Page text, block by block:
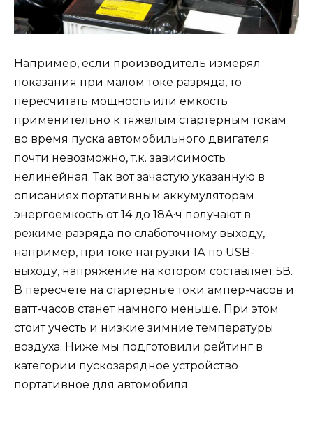
Например, если производитель измерял
показания при малом токе разряда, то
пересчитать мощность или емкость
применительно к тяжелым стартерным токам
во время пуска автомобильного двигателя
почти невозможно, т.к. зависимость
нелинейная. Так вот зачастую указанную в
описаниях портативным аккумуляторам
энергоемкость от 14 до 18А·ч получают в
режиме разряда по слаботочному выходу,
например, при токе нагрузки 1А по USB-
выходу, напряжение на котором составляет 5В.
В пересчете на стартерные токи ампер-часов и
ватт-часов станет намного меньше. При этом
стоит учесть и низкие зимние температуры
воздуха. Ниже мы подготовили рейтинг в
категории пускозарядное устройство
портативное для автомобиля.